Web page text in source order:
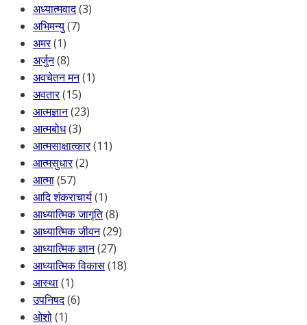
अध्यात्मवाद(3)
अभिमन्यु(7)
अमर(1)
अर्जुन(8)
अवचेतन मन(1)
अवतार(15)
आत्मज्ञान(23)
आत्मबोध(3)
आत्मसाक्षात्कार(11)
आत्मसुधार(2)
आत्मा(57)
आदि शंकराचार्य(1)
आध्यात्मिक जागृति(8)
आध्यात्मिक जीवन(29)
आध्यात्मिक ज्ञान(27)
आध्यात्मिक विकास(18)
आस्था(1)
उपनिषद(6)
ओशो(1)